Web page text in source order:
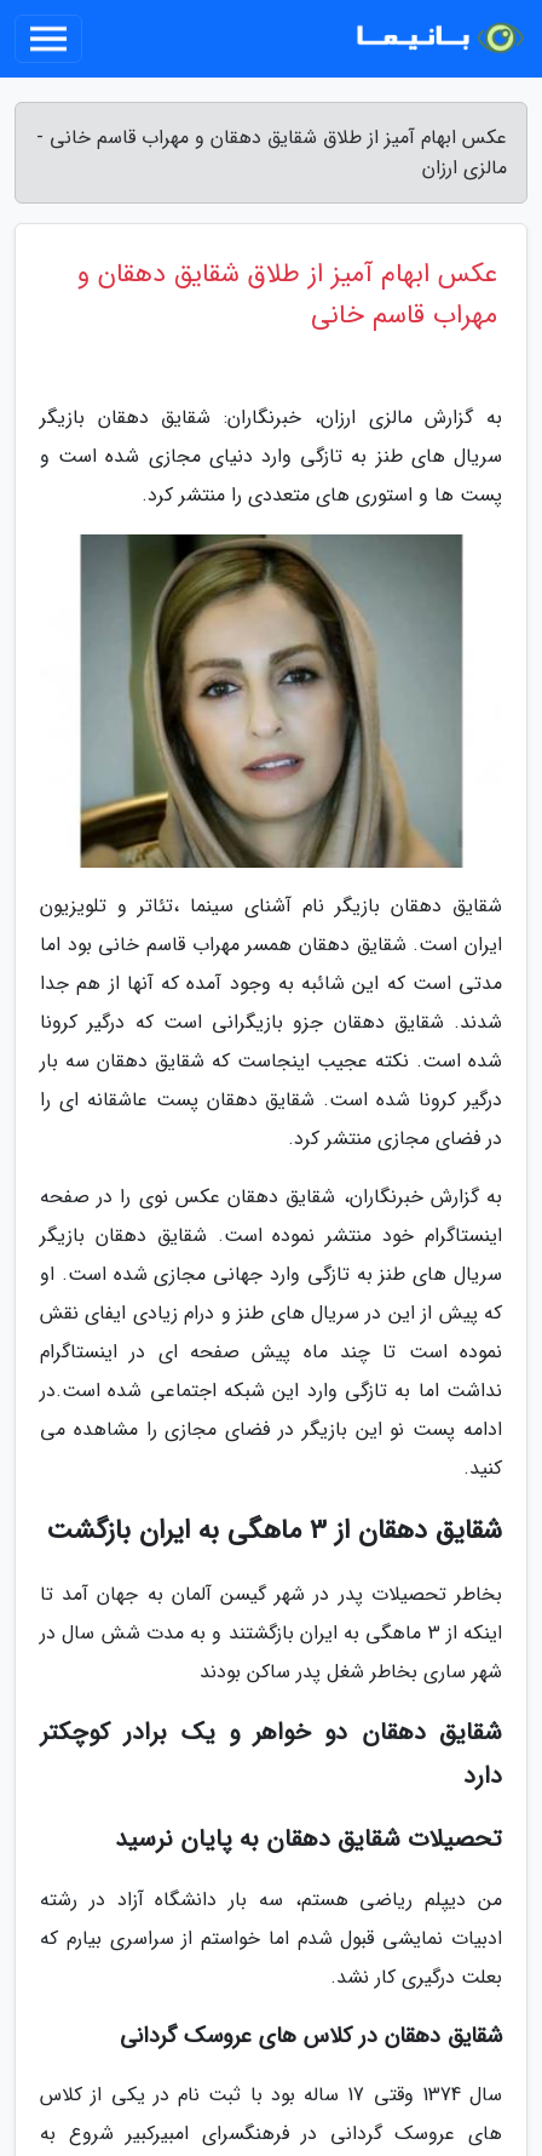
عکس ابهام آمیز از طلاق شقایق دهقان و مهراب قاسم خانی -
مالزی ارزان
عکس ابهام آمیز از طلاق شقایق دهقان و
مهراب قاسم خانی
به گزارش مالزی ارزان، خبرنگاران: شقایق دهقان بازیگر
سریال های طنز به تازگی وارد دنیای مجازی شده است و
پست ها و استوری های متعددی را منتشر کرد.
شقایق دهقان بازیگر نام آشنای سینما ،تئاتر و تلویزیون
ایران است. شقایق دهقان همسر مهراب قاسم خانی بود اما
مدتی است که این شائبه به وجود آمده که آنها از هم جدا
شدند. شقایق دهقان جزو بازیگرانی است که درگیر کرونا
شده است. نکته عجیب اینجاست که شقایق دهقان سه بار
درگیر کرونا شده است. شقایق دهقان پست عاشقانه ای را
در فضای مجازی منتشر کرد.
به گزارش خبرنگاران، شقایق دهقان عکس نوی را در صفحه
اینستاگرام خود منتشر نموده است. شقایق دهقان بازیگر
سریال های طنز به تازگی وارد جهانی مجازی شده است. او
که پیش از این در سریال های طنز و درام زیادی ایفای نقش
نموده است تا چند ماه پیش صفحه ای در اینستاگرام
نداشت اما به تازگی وارد این شبکه اجتماعی شده است.در
ادامه پست نو این بازیگر در فضای مجازی را مشاهده می
کنید.
شقایق دهقان از 3 ماهگی به ایران بازگشت
بخاطر تحصیلات پدر در شهر گیسن آلمان به جهان آمد تا
اینکه از 3 ماهگی به ایران بازگشتند و به مدت شش سال در
شهر ساری بخاطر شغل پدر ساکن بودند
شقایق دهقان دو خواهر و یک برادر کوچکتر
دارد
تحصیلات شقایق دهقان به پایان نرسید
من دیپلم ریاضی هستم، سه بار دانشگاه آزاد در رشته
ادبیات نمایشی قبول شدم اما خواستم از سراسری بیارم که
بعلت درگیری کار نشد.
شقایق دهقان در کلاس های عروسک گردانی
سال 1374 وقتی 17 ساله بود با ثبت نام در یکی از کلاس
های عروسک گردانی در فرهنگسرای امبیرکبیر شروع به